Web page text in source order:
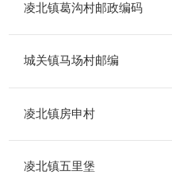
凌北镇葛沟村邮政编码
城关镇马场村邮编
凌北镇房申村
凌北镇五里堡